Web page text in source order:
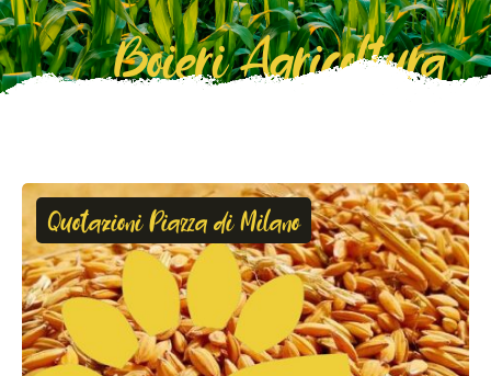
Boieri Agricoltura
Quotazioni Piazza di Milano